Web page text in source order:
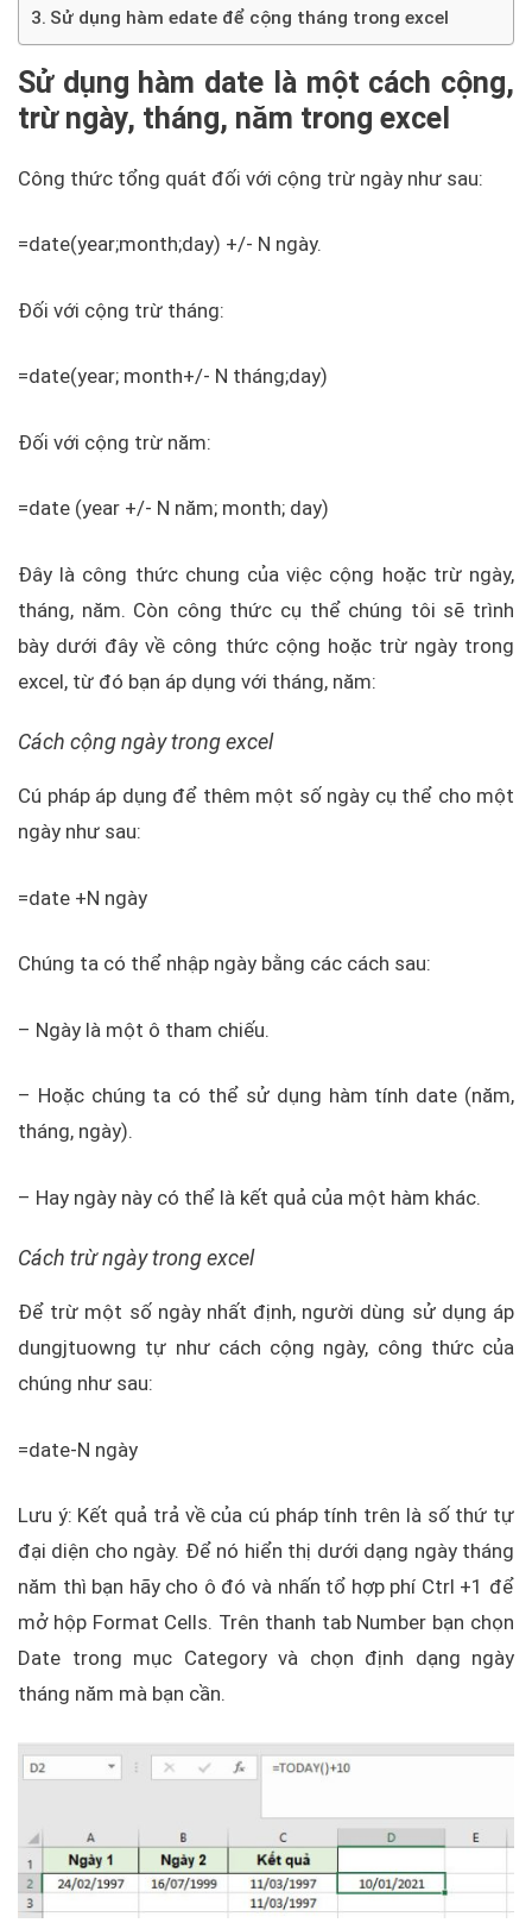
Sử dụng hàm edate để cộng tháng trong excel
Sử dụng hàm date là một cách cộng,
trừ ngày, tháng, năm trong excel
Công thức tổng quát đối với cộng trừ ngày như sau:
=date(year;month;day) +/- N ngày.
Đối với cộng trừ tháng:
=date(year; month+/- N tháng;day)
Đối với cộng trừ năm:
=date (year +/- N năm; month; day)
Đây là công thức chung của việc cộng hoặc trừ ngày,
tháng, năm. Còn công thức cụ thể chúng tôi sẽ trình
bày dưới đây về công thức cộng hoặc trừ ngày trong
excel, từ đó bạn áp dụng với tháng, năm:
Cách cộng ngày trong excel
Cú pháp áp dụng để thêm một số ngày cụ thể cho một
ngày như sau:
=date +N ngày
Chúng ta có thể nhập ngày bằng các cách sau:
– Ngày là một ô tham chiếu.
– Hoặc chúng ta có thể sử dụng hàm tính date (năm,
tháng, ngày).
– Hay ngày này có thể là kết quả của một hàm khác.
Cách trừ ngày trong excel
Để trừ một số ngày nhất định, người dùng sử dụng áp
dungjtuowng tự như cách cộng ngày, công thức của
chúng như sau:
=date-N ngày
Lưu ý: Kết quả trả về của cú pháp tính trên là số thứ tự
đại diện cho ngày. Để nó hiển thị dưới dạng ngày tháng
năm thì bạn hãy cho ô đó và nhấn tổ hợp phí Ctrl +1 để
mở hộp Format Cells. Trên thanh tab Number bạn chọn
Date trong mục Category và chọn định dạng ngày
tháng năm mà bạn cần.